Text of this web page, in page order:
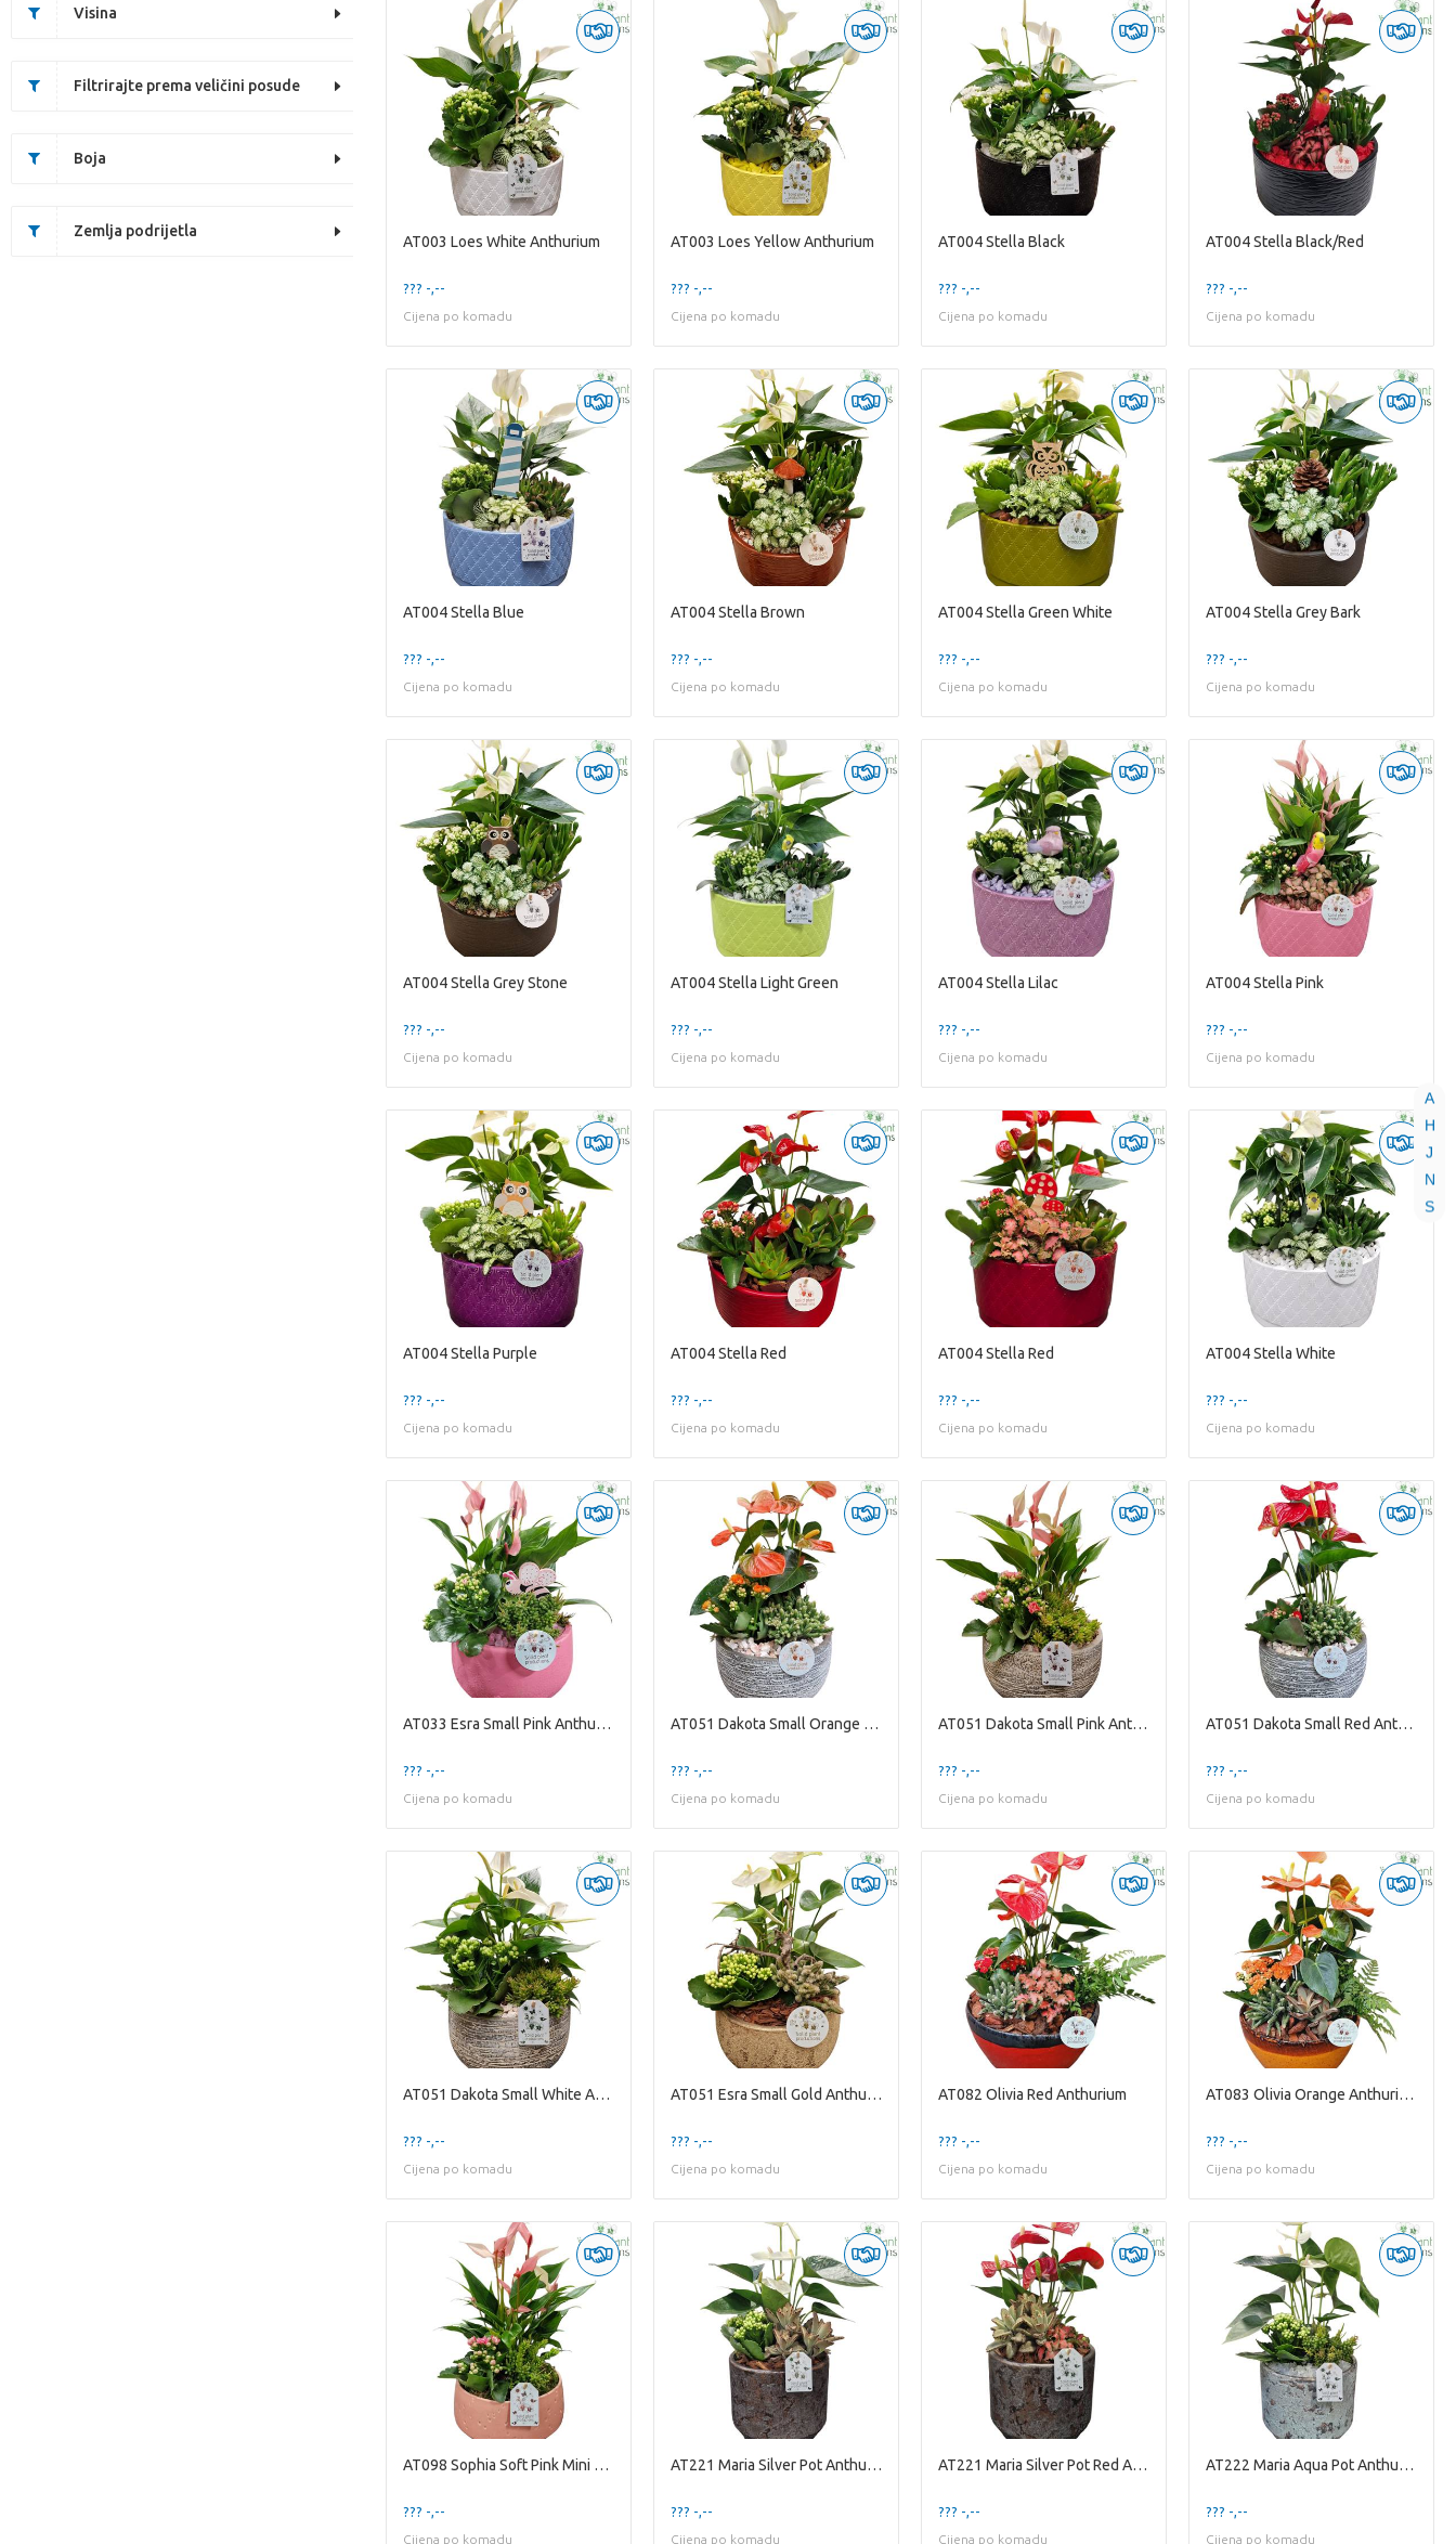
A
H
J
N
S
Visina
Filtrirajte prema veličini posude
Boja
Zemlja podrijetla
AT003 Loes White Anthurium
??? -,--
Cijena po komadu
AT003 Loes Yellow Anthurium
??? -,--
Cijena po komadu
AT004 Stella Black
??? -,--
Cijena po komadu
AT004 Stella Black/Red
??? -,--
Cijena po komadu
AT004 Stella Blue
??? -,--
Cijena po komadu
AT004 Stella Brown
??? -,--
Cijena po komadu
AT004 Stella Green White
??? -,--
Cijena po komadu
AT004 Stella Grey Bark
??? -,--
Cijena po komadu
AT004 Stella Grey Stone
??? -,--
Cijena po komadu
AT004 Stella Light Green
??? -,--
Cijena po komadu
AT004 Stella Lilac
??? -,--
Cijena po komadu
AT004 Stella Pink
??? -,--
Cijena po komadu
AT004 Stella Purple
??? -,--
Cijena po komadu
AT004 Stella Red
??? -,--
Cijena po komadu
AT004 Stella Red
??? -,--
Cijena po komadu
AT004 Stella White
??? -,--
Cijena po komadu
AT033 Esra Small Pink Anthurium
??? -,--
Cijena po komadu
AT051 Dakota Small Orange Anthurium
??? -,--
Cijena po komadu
AT051 Dakota Small Pink Anthurium
??? -,--
Cijena po komadu
AT051 Dakota Small Red Anthurium
??? -,--
Cijena po komadu
AT051 Dakota Small White Anthurium
??? -,--
Cijena po komadu
AT051 Esra Small Gold Anthurium
??? -,--
Cijena po komadu
AT082 Olivia Red Anthurium
??? -,--
Cijena po komadu
AT083 Olivia Orange Anthurium
??? -,--
Cijena po komadu
AT098 Sophia Soft Pink Mini Anthurium
??? -,--
Cijena po komadu
AT221 Maria Silver Pot Anthurium
??? -,--
Cijena po komadu
AT221 Maria Silver Pot Red Anthurium
??? -,--
Cijena po komadu
AT222 Maria Aqua Pot Anthurium
??? -,--
Cijena po komadu